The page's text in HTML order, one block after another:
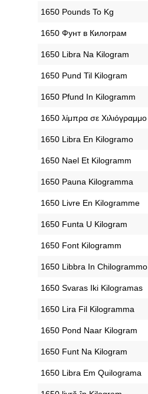
‎1650 Pounds To Kg
‎1650 Фунт в Килограм
‎1650 Libra Na Kilogram
‎1650 Pund Til Kilogram
‎1650 Pfund In Kilogramm
‎1650 λίμπρα σε Χιλιόγραμμο
‎1650 Libra En Kilogramo
‎1650 Nael Et Kilogramm
‎1650 Pauna Kilogramma
‎1650 Livre En Kilogramme
‎1650 Funta U Kilogram
‎1650 Font Kilogramm
‎1650 Libbra In Chilogrammo
‎1650 Svaras Iki Kilogramas
‎1650 Lira Fil Kilogramma
‎1650 Pond Naar Kilogram
‎1650 Funt Na Kilogram
‎1650 Libra Em Quilograma